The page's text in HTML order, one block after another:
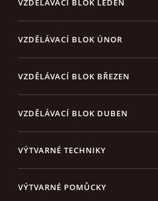
VZDĚLÁVACÍ BLOK LEDEN
VZDĚLÁVACÍ BLOK ÚNOR
VZDĚLÁVACÍ BLOK BŘEZEN
VZDĚLÁVACÍ BLOK DUBEN
VÝTVARNÉ TECHNIKY
VÝTVARNÉ POMŮCKY